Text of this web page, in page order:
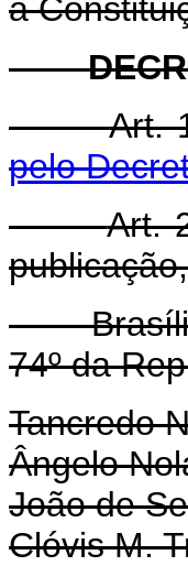
à
Art.
pelo
Art.
Brasília,
74º da
Tancredo
Ângelo
João de
Clóvis M.